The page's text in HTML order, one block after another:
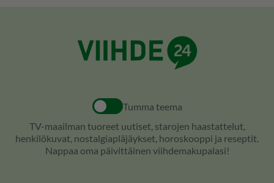
Tumma teema
TV-maailman tuoreet uutiset, starojen haastattelut,
henkilökuvat, nostalgiapläjäykset, horoskooppi ja reseptit.
Nappaa oma päivittäinen viihdemakupalasi!